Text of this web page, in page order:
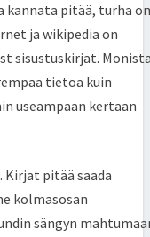
pitää, turha on
ja wikipedia on
sisustuskirjat.
tietoa kuin
useampaan kertaan
Kirjat pitää saada
kolmasosan
sängyn